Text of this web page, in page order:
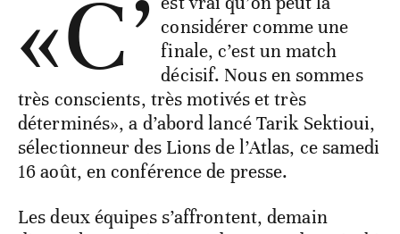
«C’ considérer comme une
finale, c’est un match
décisif. Nous en sommes
très conscients, très motivés et très
déterminés», a d’abord lancé Tarik Sektioui,
sélectionneur des Lions de l’Atlas, ce samedi
16 août, en conférence de presse.
Les deux équipes s’affrontent, demain